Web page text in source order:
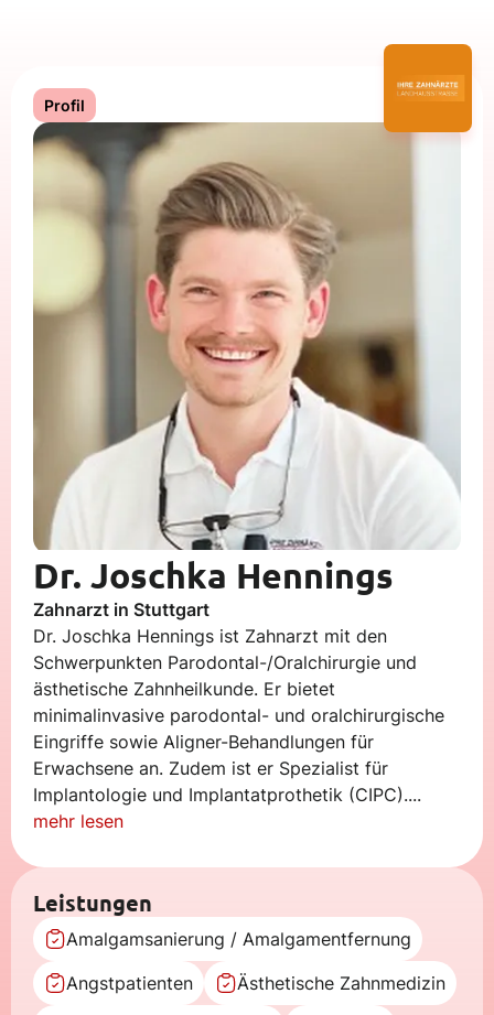
Profil
Dr. Joschka Hennings
Zahnarzt in Stuttgart
Dr. Joschka Hennings ist Zahnarzt mit den
Schwerpunkten Parodontal-/Oralchirurgie und
ästhetische Zahnheilkunde. Er bietet
minimalinvasive parodontal- und oralchirurgische
Eingriffe sowie Aligner-Behandlungen für
Erwachsene an. Zudem ist er Spezialist für
Implantologie und Implantatprothetik (CIPC)....
mehr lesen
Leistungen
Amalgamsanierung / Amalgamentfernung
Angstpatienten
Ästhetische Zahnmedizin